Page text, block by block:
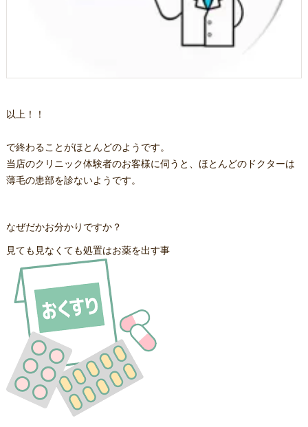
以上！！
で終わることがほとんどのようです。
当店のクリニック体験者のお客様に伺うと、ほとんどのドクターは
薄毛の患部を診ないようです。
なぜだかお分かりですか？
見ても見なくても処置はお薬を出す事